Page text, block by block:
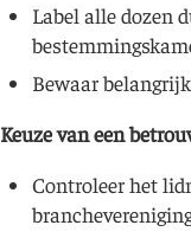
Label alle dozen
Bewaar
Keuze van een
Controleer het